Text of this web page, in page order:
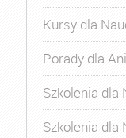
Kursy dla
Porady dla
Szkolenia dla
Szkolenia dla